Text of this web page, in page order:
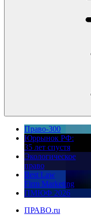
Право-300
Юррынок РФ:
35 лет спустя
Экологическое
право
Best Law
Firm Marketing
ПМЮФ 2026
ПРАВО.ru